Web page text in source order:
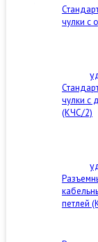
чулки c
чулки с
(КЧС/2)
петлей